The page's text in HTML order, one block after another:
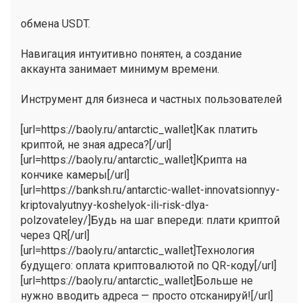
обмена USDT.
Навигация интуитивно понятен, а создание
аккаунта занимает минимум времени.
Инструмент для бизнеса и частных пользователей
[url=https://baoly.ru/antarctic_wallet]Как платить
криптой, не зная адреса?[/url]
[url=https://baoly.ru/antarctic_wallet]Крипта на
кончике камеры[/url]
[url=https://banksh.ru/antarctic-wallet-innovatsionnyy-
kriptovalyutnyy-koshelyok-ili-risk-dlya-
polzovateley/]Будь на шаг впереди: плати криптой
через QR[/url]
[url=https://baoly.ru/antarctic_wallet]Технология
будущего: оплата криптовалютой по QR-коду[/url]
[url=https://baoly.ru/antarctic_wallet]Больше не
нужно вводить адреса — просто отсканируй![/url]